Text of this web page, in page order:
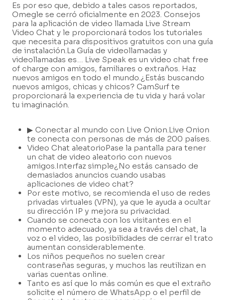
Es por eso que, debido a tales casos reportados,
Omegle se cerró oficialmente en 2023. Consejos
para la aplicación de video llamada Live Stream
Video Chat y le proporcionará todos los tutoriales
que necesita para dispositivos gratuitos con una guía
de instalación.La Guía de videollamadas y
videollamadas es… Live Speak es un video chat free
of charge con amigos, familiares o extraños. Haz
nuevos amigos en todo el mundo.¿Estás buscando
nuevos amigos, chicas y chicos? CamSurf te
proporcionará la experiencia de tu vida y hará volar
tu imaginación.
▶ Conectar al mundo con Live Onion.Live Onion
te conecta con personas de más de 200 países.
Video Chat aleatorioPase la pantalla para tener
un chat de video aleatorio con nuevos
amigos.Interfaz simple¿No estás cansado de
demasiados anuncios cuando usabas
aplicaciones de video chat?
Por este motivo, se recomienda el uso de redes
privadas virtuales (VPN), ya que le ayuda a ocultar
su dirección IP y mejora su privacidad.
Cuando se conecta con los visitantes en el
momento adecuado, ya sea a través del chat, la
voz o el video, las posibilidades de cerrar el trato
aumentan considerablemente.
Los niños pequeños no suelen crear
contraseñas seguras, y muchos las reutilizan en
varias cuentas online.
Tanto es así que lo más común es que el extraño
solicite el número de WhatsApp o el perfil de